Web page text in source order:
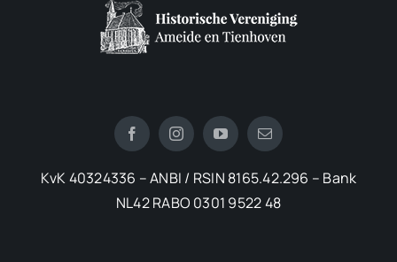
KvK 40324336 – ANBI / RSIN 8165.42.296 – Bank
NL42 RABO 0301 9522 48